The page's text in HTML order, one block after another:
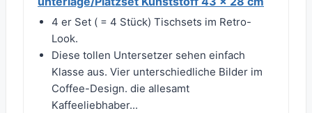
4 er Set ( = 4 Stück) Tischsets im Retro-
Look.
Diese tollen Untersetzer sehen einfach
Klasse aus. Vier unterschiedliche Bilder im
Coffee-Design. die allesamt
Kaffeeliebhaber...